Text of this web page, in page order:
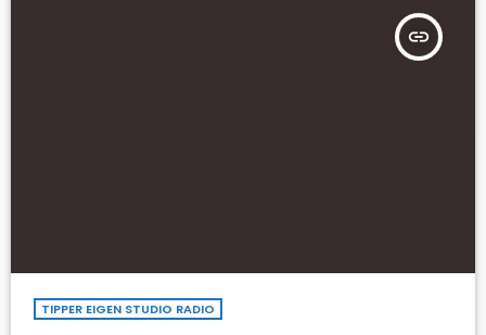
insert_link
TIPPER EIGEN STUDIO RADIO